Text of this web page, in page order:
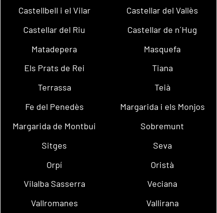
Castellbell i el Vilar
Castellar del Vallès
Castellar del Riu
Castellar de n´Hug
Matadepera
Masquefa
Els Prats de Rei
Tiana
Terrassa
Teià
Fe del Penedès
Margarida i els Monjos
Margarida de Montbui
Sobremunt
Sitges
Seva
Orpí
Oristà
Vilalba Sasserra
Veciana
Vallromanes
Vallirana